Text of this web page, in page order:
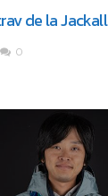
de la Jackall
0